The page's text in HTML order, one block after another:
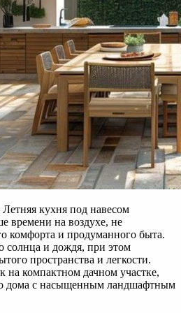
кухня под навесом
времени на воздухе, не
комфорта и продуманного быта.
солнца и дождя, при этом
пространства и легкости.
на компактном дачном участке,
дома с насыщенным ландшафтным